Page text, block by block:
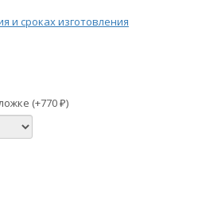
и сроках изготовления
(+770 ₽)